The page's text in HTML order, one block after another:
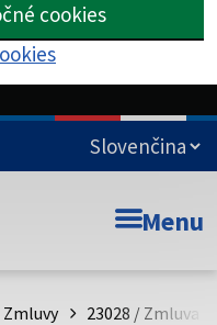
cookies
Menu
Zmluvy 23028 / Zmluva